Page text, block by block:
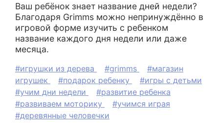
Ваш ребёнок знает название дней недели?
Благодаря Grimms можно непринуждённо в
игровой форме изучить с ребенком
название каждого дня недели или даже
месяца.
#игрушки из дерева #grimms
#магазин
игрушек
#подарок ребенку
#игры с детьми
#учим дни недели
#развитие ребенка
#развиваем моторику
#учимся играя
#деревянные человечки